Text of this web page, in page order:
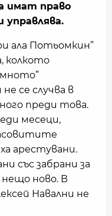
имат право
управлява.
ала Потьомкин”
колкото
се случва в
преди това.
месеци,
арестувани.
със забрани за
ново. В
Навални не